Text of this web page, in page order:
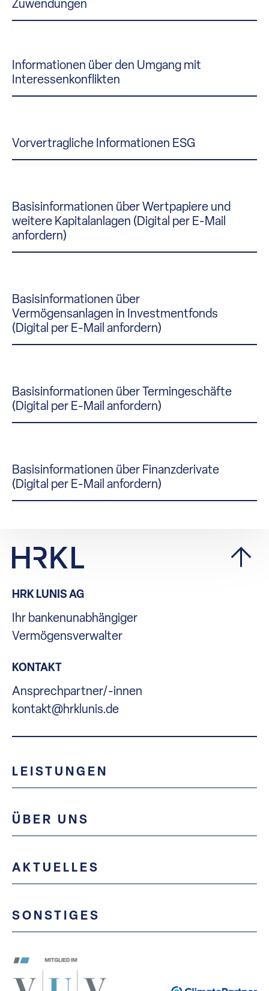
Zuwendungen
Informationen über den Umgang mit
Interessenkonflikten
Vorvertragliche Informationen ESG
Basisinformationen über Wertpapiere und
weitere Kapitalanlagen (Digital per E-Mail
anfordern)
Basisinformationen über
Vermögensanlagen in Investmentfonds
(Digital per E-Mail anfordern)
Basisinformationen über Termingeschäfte
(Digital per E-Mail anfordern)
Basisinformationen über Finanzderivate
(Digital per E-Mail anfordern)
HRK LUNIS AG
Ihr bankenunabhängiger
Vermögensverwalter
KONTAKT
Ansprechpartner/-innen
kontakt@hrklunis.de
LEISTUNGEN
ÜBER UNS
AKTUELLES
SONSTIGES